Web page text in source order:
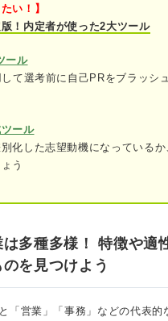
⑪通訳者・翻訳家
⑬編集者・ディレクター
門職
④ファイナンシャルプランナー
⑤教育者・教授
⑥保育士
い！】
！内定者が使った2大ツール
ール
て選考前に自己PRをブラッシ
ール
化した志望動機になっている
う
多種多様！ 特徴や適
を見つけよう
「営業」「事務」などの代表的
テンシャル採用のため選べる
の職業13選！ 向いているかの
ィング